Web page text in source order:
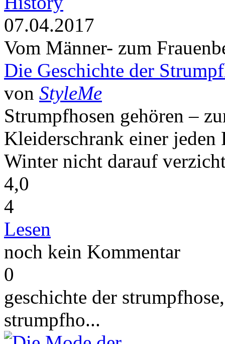
07.04.2017
Vom Männer- zum
Die Geschichte der
von StyleMe
Strumpfhosen gehören –
Kleiderschrank einer
Winter nicht darauf
4,0
4
Lesen
noch kein Kommentar
0
geschichte der
strumpfho...